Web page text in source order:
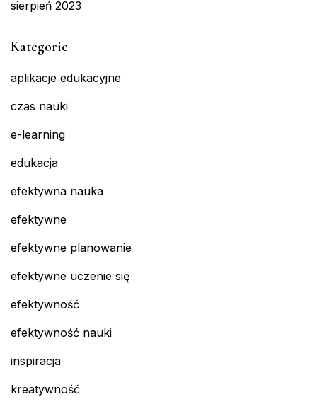
sierpień 2023
Kategorie
aplikacje edukacyjne
czas nauki
e-learning
edukacja
efektywna nauka
efektywne
efektywne planowanie
efektywne uczenie się
efektywność
efektywność nauki
inspiracja
kreatywność